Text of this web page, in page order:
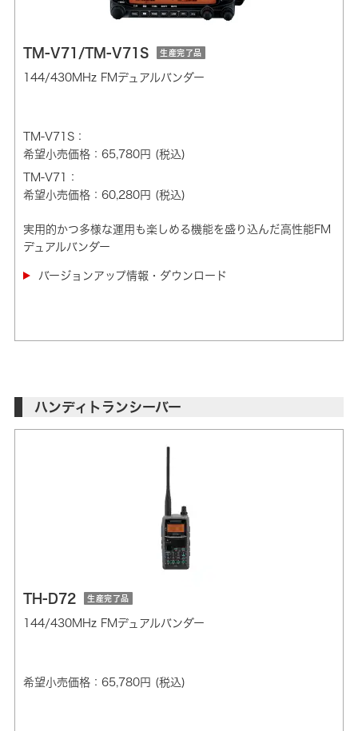
TM-V71/TM-V71S 生産完了品
144/430MHz FMデュアルバンダー
TM-V71S：
希望小売価格：65,780円 (税込)
TM-V71：
希望小売価格：60,280円 (税込)
実用的かつ多様な運用も楽しめる機能を盛り込んだ高性能FM
デュアルバンダー
バージョンアップ情報・ダウンロード
ハンディトランシーバー
TH-D72 生産完了品
144/430MHz FMデュアルバンダー
希望小売価格：65,780円 (税込)